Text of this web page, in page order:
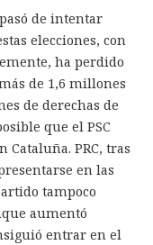
de intentar
elecciones, con
ha perdido
de 1,6 millones
de derechas de
que el PSC
Cataluña. PRC, tras
en las
tampoco
aumentó
entrar en el